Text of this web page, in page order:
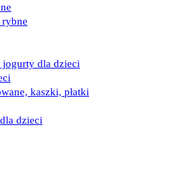
jogurty dla dzieci
kaszki, płatki
dzieci